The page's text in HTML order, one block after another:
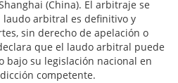
(China). El arbitraje se
laudo arbitral es definitivo y
sin derecho de apelación o
que el laudo arbitral puede
bajo su legislación nacional en
competente.